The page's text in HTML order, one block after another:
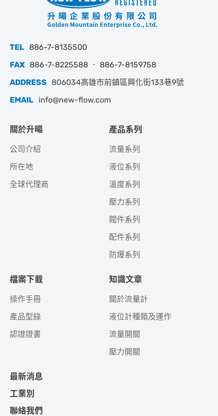
TEL 886-7-8135500
FAX 886-7-8225588 ‧ 886-7-8159758
ADDRESS
806034高雄市前鎮區興化街133巷9號
EMAIL info@new-flow.com
關於升暘
公司介紹
所在地
全球代理商
產品系列
流量系列
液位系列
溫度系列
壓力系列
閥件系列
配件系列
防爆系列
檔案下載
操作手冊
產品型錄
認證證書
知識文章
關於流量計
液位計種類及運作
流量開關
壓力開關
最新消息
工業別
聯絡我們